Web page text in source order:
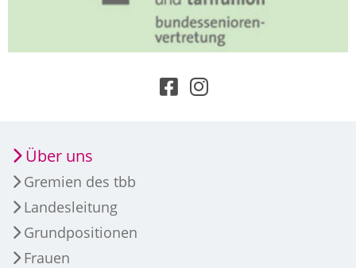
Über uns
Gremien des tbb
Landesleitung
Grundpositionen
Frauen